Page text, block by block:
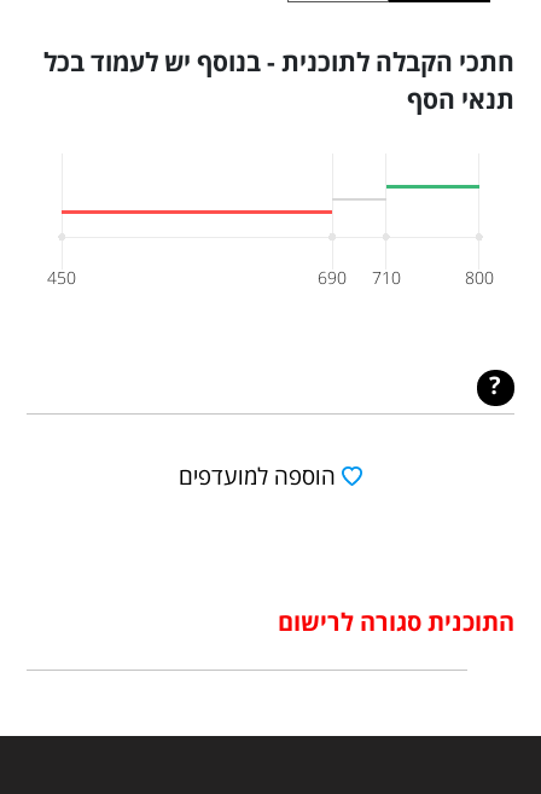
חתכי הקבלה לתוכנית - בנוסף יש לעמוד בכל
תנאי הסף
450 690 710 800
הוספה למועדפים
התוכנית סגורה לרישום